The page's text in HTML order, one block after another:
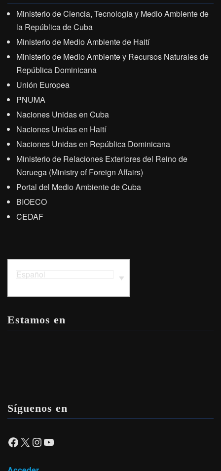
Ministerio de Ciencia, Tecnología y Medio Ambiente de
la República de Cuba
Ministerio de Medio Ambiente de Haití
Ministerio de Medio Ambiente y Recursos Naturales de
República Dominicana
Unión Europea
PNUMA
Naciones Unidas en Cuba
Naciones Unidas en Haití
Naciones Unidas en República Dominicana
Ministerio de Relaciones Exteriores del Reino de
Noruega (Ministry of Foreign Affairs)
Portal del Medio Ambiente de Cuba
BIOECO
CEDAF
Español
Estamos en
Síguenos en
Facebook
X Instagram
YouTube